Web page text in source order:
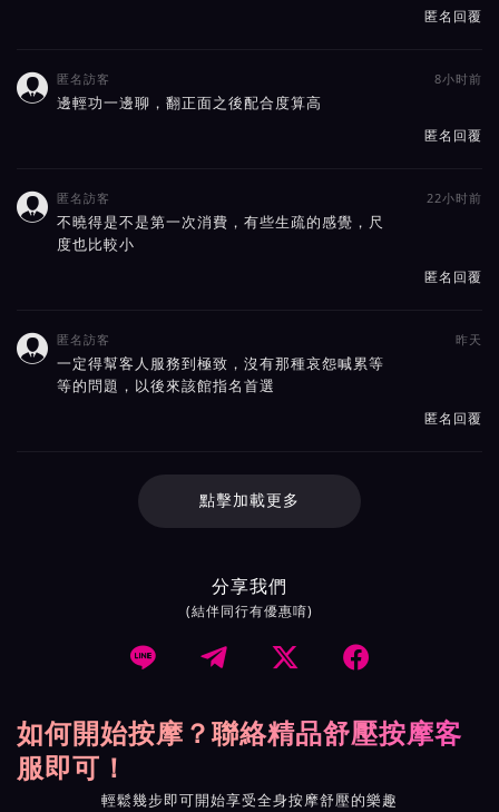
匿名回覆
 匿名訪客 8小时前
邊輕功一邊聊，翻正面之後配合度算高
匿名回覆
 匿名訪客 22小时前
不曉得是不是第一次消費，有些生疏的感覺，尺
度也比較小
匿名回覆
 匿名訪客 昨天
一定得幫客人服務到極致，沒有那種哀怨喊累等
等的問題，以後來該館指名首選
匿名回覆
點擊加載更多
分享我們
(結伴同行有優惠唷)
   
如何開始按摩？聯絡精品舒壓按摩客
服即可！
輕鬆幾步即可開始享受全身按摩舒壓的樂趣